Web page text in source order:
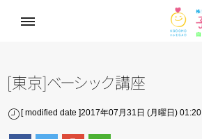
[東京 ベーシック講座
[ modified date ]2017年07月31日 (月曜日) 01:20